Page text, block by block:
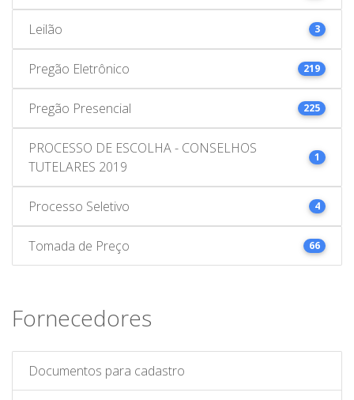
Leilão 3
Pregão Eletrônico 219
Pregão Presencial 225
PROCESSO DE ESCOLHA - CONSELHOS
TUTELARES 2019
1
Processo Seletivo 4
Tomada de Preço 66
Fornecedores
Documentos para cadastro